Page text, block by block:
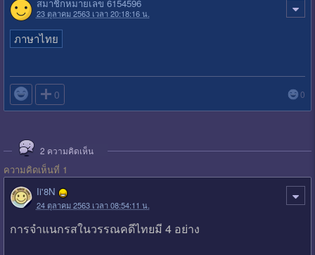
สมาชิกหมายเลข 6154596
23 ตุลาคม 2563 เวลา 20:18:16 น.
ภาษาไทย
 0 0
2 ความคิดเห็น
ความคิดเห็นที่ 1
Ii'8N
24 ตุลาคม 2563 เวลา 08:54:11 น.
การจำแนกรสในวรรณคดีไทยมี 4 อย่าง